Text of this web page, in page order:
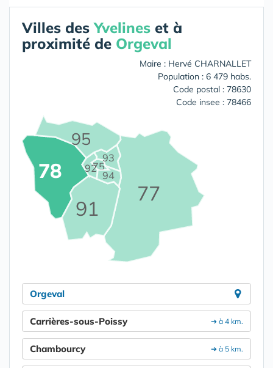
Villes desYvelines et à
proximité de Orgeval
Maire : Hervé CHARNALLET
Population : 6 479 habs.
Code postal : 78630
Code insee : 78466
75
77
78
91
92
93
94
95
Orgeval
➔ à 4 km.
Carrières-sous-Poissy
➔ à 5 km.
Chambourcy